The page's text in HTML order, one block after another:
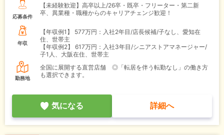
応募条件
【未経験歓迎】高卒以上/26卒・既卒・フリーター・第二新
卒、異業種・職種からのキャリアチェンジ歓迎！
年収
【年収例1】
577万円：入社2年目/店長候補/子なし、愛知在
住、世帯主
【年収例2】
617万円：入社3年目/シニアストアマネージャー/
子1人、大阪在住、世帯主
勤務地
全国に展開する直営店舗 ◎「転居を伴う転勤なし」の働き方
も選択できます。
気になる 詳細へ